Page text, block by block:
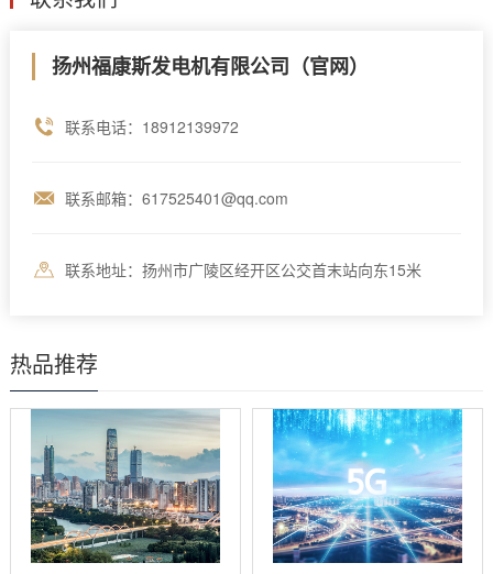
扬州福康斯发电机有限公司（官网）
联系电话：18912139972
联系邮箱：617525401@qq.com
联系地址：扬州市广陵区经开区公交首末站向东15米
热品推荐